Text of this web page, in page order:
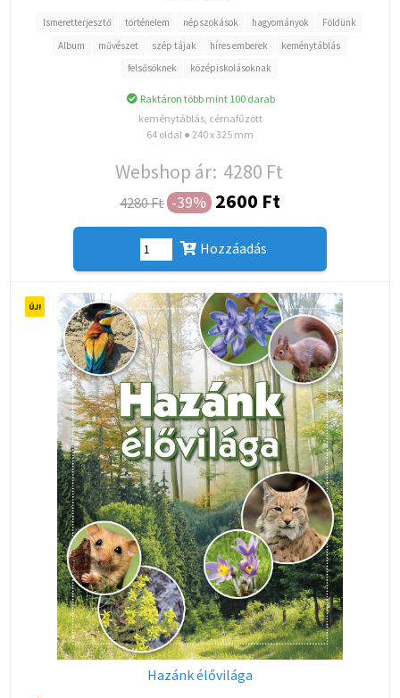
Ismeretterjesztő történelem népszokások hagyományok
Földünk
Album
művészet szép tájak híres emberek
keménytáblás
felsősöknek
középiskolásoknak
Raktáron több mint 100 darab
keménytáblás, cérnafűzött
64 oldal ● 240 x 325 mm
Webshop ár: 4280 Ft
4280 Ft -39% 2600 Ft
Hozzáadás
Hazánk élővilága